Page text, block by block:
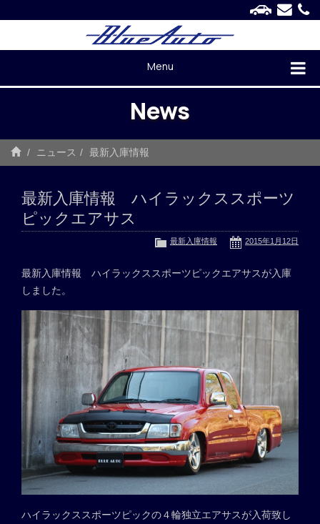
Menu
News
ニュース 最新入庫情報
最新入庫情報 ハイラックススポーツ
ピックエアサス
2015年1月12日
最新入庫情報
最新入庫情報 ハイラックススポーツピックエアサスが入庫
しました。
ハイラックススポーツピックの４輪独立エアサスが入荷致し